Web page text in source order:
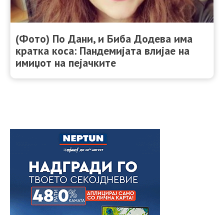
(Фото) По Дани, и Биба Додева има
кратка коса: Пандемијата влијае на
имиџот на пејачките